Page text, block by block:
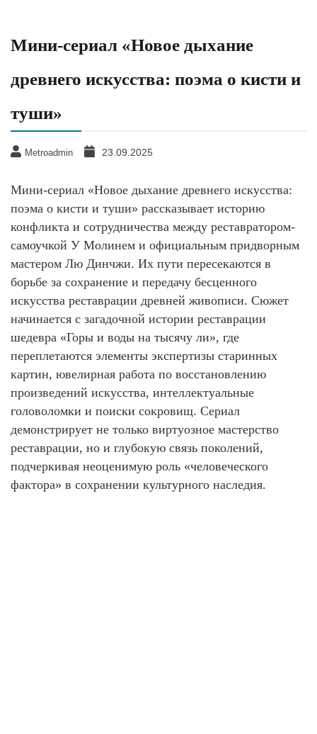
Мини-сериал «Новое дыхание
древнего искусства: поэма о кисти и
туши»
Metroadmin 23.09.2025
Мини-сериал «Новое дыхание древнего искусства:
поэма о кисти и туши» рассказывает историю
конфликта и сотрудничества между реставратором-
самоучкой У Молинем и официальным придворным
мастером Лю Динчжи. Их пути пересекаются в
борьбе за сохранение и передачу бесценного
искусства реставрации древней живописи. Сюжет
начинается с загадочной истории реставрации
шедевра «Горы и воды на тысячу ли», где
переплетаются элементы экспертизы старинных
картин, ювелирная работа по восстановлению
произведений искусства, интеллектуальные
головоломки и поиски сокровищ. Сериал
демонстрирует не только виртуозное мастерство
реставрации, но и глубокую связь поколений,
подчеркивая неоценимую роль «человеческого
фактора» в сохранении культурного наследия.